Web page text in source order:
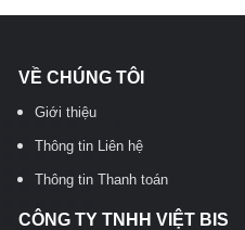
VỀ CHÚNG TÔI
Giới thiệu
Thông tin Liên hệ
Thông tin Thanh toán
CÔNG TY TNHH VIỆT BIS